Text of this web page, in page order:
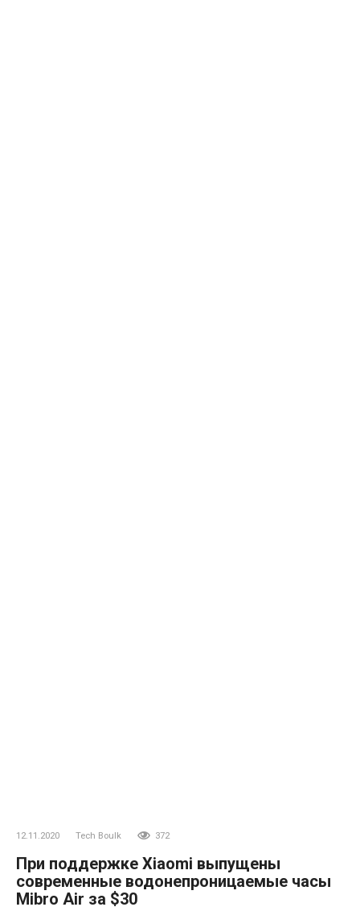
12.11.2020 Tech Boulk 372
При поддержке Xiaomi выпущены
современные водонепроницаемые часы
Mibro Air за $30